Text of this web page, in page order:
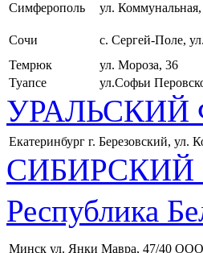
Симферополь ул.
Сочи с. Сергей-Поле,
Темрюк
ул. Мороза, 36
Туапсе
ул.Софьи
УРАЛЬСКИЙ
Екатеринбург г. Березовский, ул.
Республика
Минск ул. Янки Мавра, 47/40 ООО